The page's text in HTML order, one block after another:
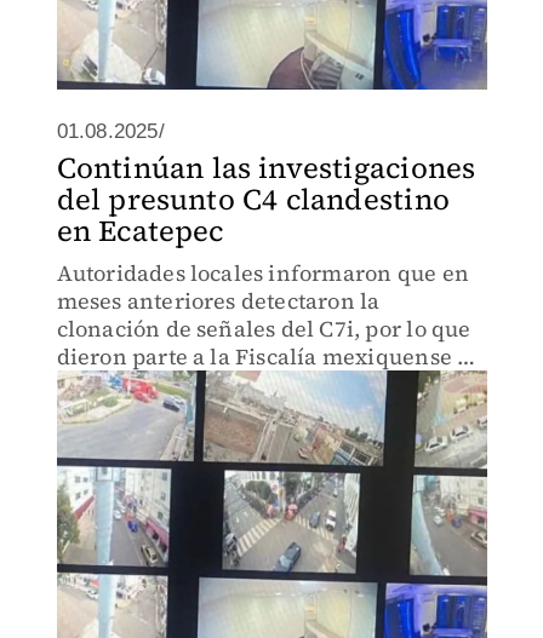
01.08.2025/
Continúan las investigaciones
del presunto C4 clandestino
en Ecatepec
Autoridades locales informaron que en
meses anteriores detectaron la
clonación de señales del C7i, por lo que
dieron parte a la Fiscalía mexiquense y
comenzaron las investigaciones.